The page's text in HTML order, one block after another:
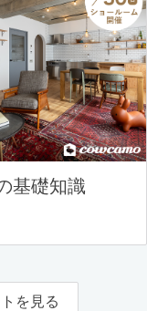
基礎知識
を見る